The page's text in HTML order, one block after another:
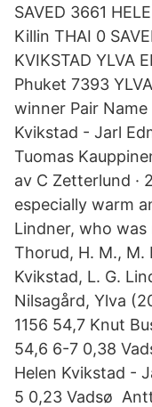
SAVED 3661
Killin THAI 0
KVIKSTAD YLVA
Phuket 7393
winner Pair Name
Kvikstad - Jarl
Tuomas
av C Zetterlund ·
especially warm
Lindner, who
Thorud, H. M., M.
Kvikstad, L. G.
Nilsagård, Ylva
1156 54,7 Knut
54,6 6-7 0,38
Helen Kvikstad -
5 0,23 Vadsø